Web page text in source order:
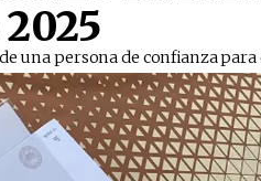
una persona de confianza para